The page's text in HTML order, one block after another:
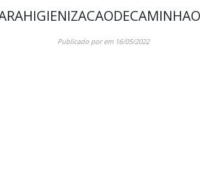
Publicado porem 16/05/2022